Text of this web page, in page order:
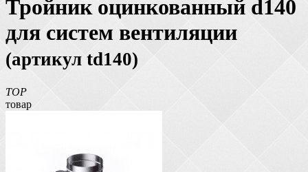
Тройник оцинкованный d140
для систем вентиляции
(артикул td140)
TOP
товар